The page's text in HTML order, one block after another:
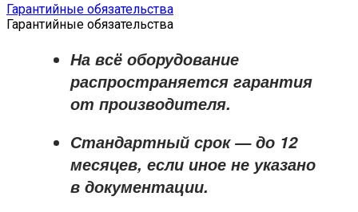
Гарантийные обязательства
Гарантийные обязательства
На всё оборудование
распространяется гарантия
от производителя.
Стандартный срок — до 12
месяцев, если иное не указано
в документации.